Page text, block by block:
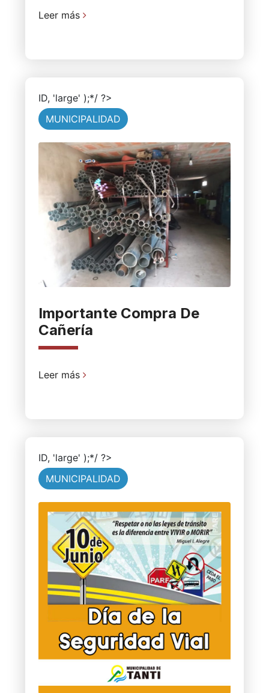
Leer más
ID, 'large' );*/ ?>
MUNICIPALIDAD
Importante Compra De
Cañería
Leer más
ID, 'large' );*/ ?>
MUNICIPALIDAD